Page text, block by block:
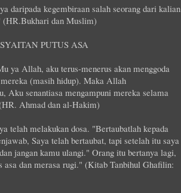
daripada kegembiraan salah seorang dari kalian
(HR.Bukhari dan Muslim)
PUTUS ASA
ya Allah, aku terus-menerus akan menggoda
(masih hidup). Maka Allah
Aku senantiasa mengampuni mereka selama
Ahmad dan al-Hakim)
telah melakukan dosa. "Bertaubatlah kepada
Saya telah bertaubat, tapi setelah itu saya
jangan kamu ulangi." Orang itu bertanya lagi,
dan merasa rugi." (Kitab Tanbihul Ghafilin: